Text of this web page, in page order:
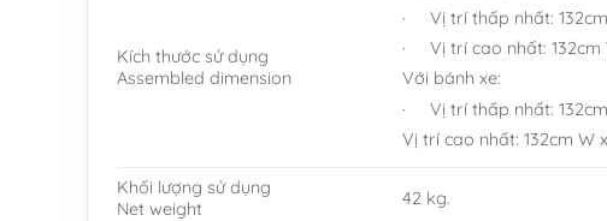
Kích thước sử dụng
Assembled dimension
· Vị trí thấp nhất: 132cm
· Vị trí cao nhất: 132cm
Với bánh xe:
· Vị trí thấp nhất: 132cm
Vị trí cao nhất: 132cm W
Khối lượng sử dụng
Net weight
42 kg.